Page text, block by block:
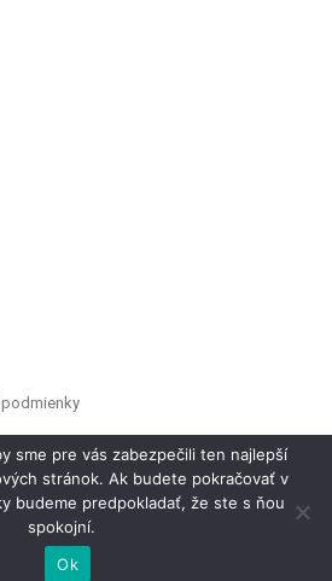
PRIDAŤ DO KOŠÍKA
podmienky
sme pre vás zabezpečili ten najlepší
stránok. Ak budete pokračovať v
budeme predpokladať, že ste s ňou
spokojní.
Ok